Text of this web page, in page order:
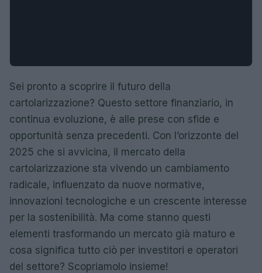
Sei pronto a scoprire il futuro della
cartolarizzazione? Questo settore finanziario, in
continua evoluzione, è alle prese con sfide e
opportunità senza precedenti. Con l’orizzonte del
2025 che si avvicina, il mercato della
cartolarizzazione sta vivendo un cambiamento
radicale, influenzato da nuove normative,
innovazioni tecnologiche e un crescente interesse
per la sostenibilità. Ma come stanno questi
elementi trasformando un mercato già maturo e
cosa significa tutto ciò per investitori e operatori
del settore? Scopriamolo insieme!